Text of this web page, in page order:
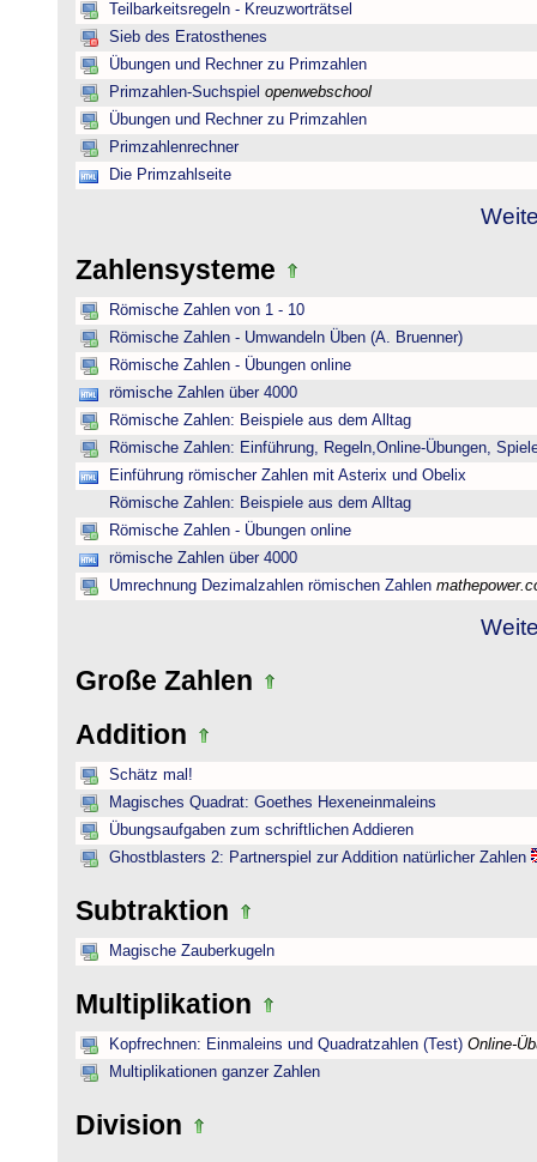
Teilbarkeitsregeln - Kreuzworträtsel
Sieb des Eratosthenes
Übungen und Rechner zu Primzahlen
Primzahlen-Suchspiel openwebschool
Übungen und Rechner zu Primzahlen
Primzahlenrechner
Die Primzahlseite
Zahlensysteme
Römische Zahlen von 1 - 10
Römische Zahlen - Umwandeln Üben (A. Bruenner)
Römische Zahlen - Übungen online
römische Zahlen über 4000
Römische Zahlen: Beispiele aus dem Alltag
Römische Zahlen: Einführung, Regeln,Online-Übungen,
Einführung römischer Zahlen mit Asterix und Obelix
Römische Zahlen: Beispiele aus dem Alltag
Römische Zahlen - Übungen online
römische Zahlen über 4000
Umrechnung Dezimalzahlen römischen Zahlen
Große Zahlen
Addition
Schätz mal!
Magisches Quadrat: Goethes Hexeneinmaleins
Übungsaufgaben zum schriftlichen Addieren
Ghostblasters 2: Partnerspiel zur Addition natürlicher Zahlen
Subtraktion
Magische Zauberkugeln
Multiplikation
Kopfrechnen: Einmaleins und Quadratzahlen (Test) Online-
Multiplikationen ganzer Zahlen
Division